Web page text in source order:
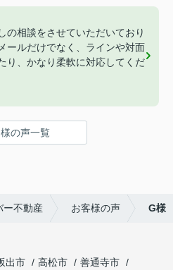
なに完璧に対応してくれる担当
感動しました。堀内さんのサポ
引っ越しのスムーズさはありえ
。本当に感謝しかありません！
ざいました。
の相談をさせていただいており
ールだけでなく、ラインや対面
り、かなり柔軟に対応してくだ
かつ丁寧、スピーディに対応を
屋さんは初めてです。
さんの感じもとてもいいので信
の声一覧
ー不動産 お客様の声 G様
出市 高松市
善通寺市